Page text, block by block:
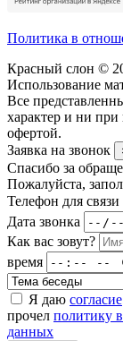
Политика в
Красный слон ©
Использование
Все
характер и ни
офертой.
Заявка на звонок
Спасибо за
Пожалуйста,
Телефон для связи
Дата звонка
Как вас зовут?
время
Я даю согласие
прочел политику
данных